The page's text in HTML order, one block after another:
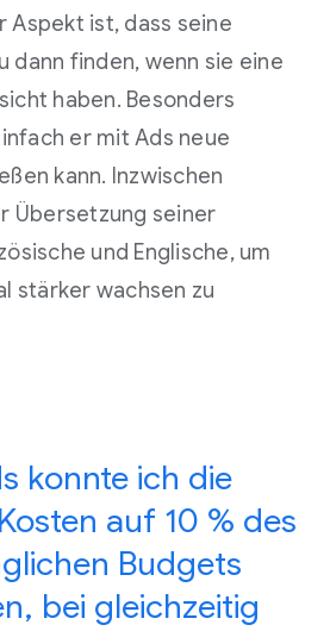
Aspekt ist, dass seine
dann finden, wenn sie eine
haben. Besonders
er mit Ads neue
kann. Inzwischen
Übersetzung seiner
und Englische, um
stärker wachsen zu
konnte ich die
auf 10 % des
Budgets
bei gleichzeitig